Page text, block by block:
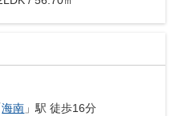
海南 」駅 徒歩16分